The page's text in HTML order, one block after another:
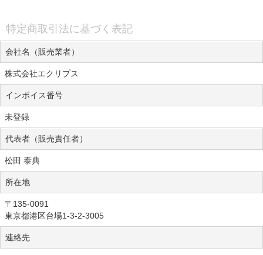
特定商取引法に基づく表記
会社名（販売業者）
株式会社エクリプス
インボイス番号
未登録
代表者（販売責任者）
松田 泰典
所在地
〒135-0091
東京都港区台場1-3-2-3005
連絡先